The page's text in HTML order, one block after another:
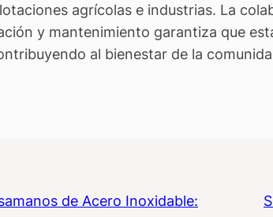
agrícolas e industrias. La
y mantenimiento garantiza que
al bienestar de la
de Acero Inoxidable: